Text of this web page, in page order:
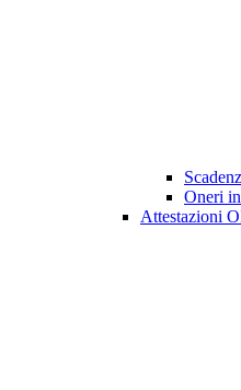
Oneri
Attestazioni